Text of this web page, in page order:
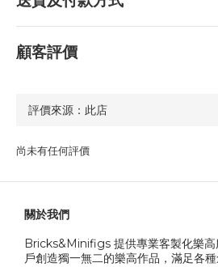
顧客評價
尚未有任何評價
關於我們
Bricks&Minifigs 提供專業客製化樂高
戶創造獨一無二的樂高作品，滿足各種